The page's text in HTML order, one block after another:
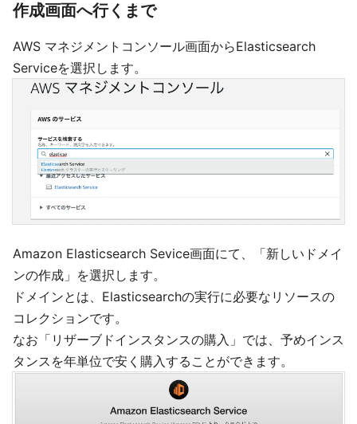
作成画面へ行くまで
AWS マネジメントコンソール画面からElasticsearch
Serviceを選択します。
Amazon Elasticsearch Sevice画面にて、「新しいドメイ
ンの作成」を選択します。
ドメインとは、Elasticsearchの実行に必要なリソースの
コレクションです。
なお「リザーブドインスタンスの購入」では、予めインス
タンスを年単位で安く購入することができます。